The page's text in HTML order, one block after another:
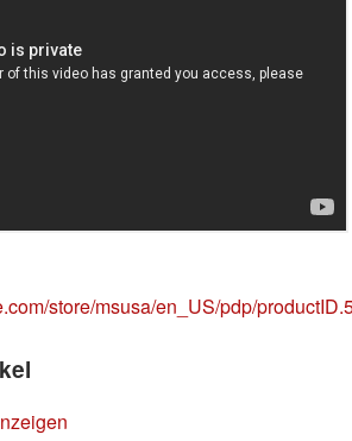
store/msusa/en_US/pdp/